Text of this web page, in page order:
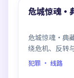
最新
危城惊魂·
危城惊魂·典
绕危机、反转
推荐观看。
犯罪 · 线路